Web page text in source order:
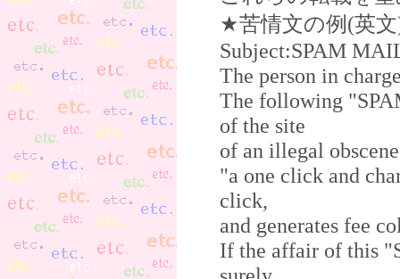
★苦情文の例(英
Subject:SPAM
The person in
The following
of the site
of an illegal
"a one click and
click,
and generates fee
If the affair of this